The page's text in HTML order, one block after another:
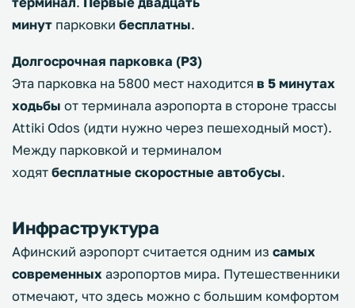
минут парковки бесплатны.
Долгосрочная парковка (Р3)
Эта парковка на 5800 мест находится в 5 минутах
ходьбы от терминала аэропорта в стороне трассы
Attiki Odos (идти нужно через пешеходный мост).
Между парковкой и терминалом
ходят бесплатные скоростные автобусы.
Инфраструктура
Афинский аэропорт считается одним из самых
современных аэропортов мира. Путешественники
отмечают, что здесь можно с большим комфортом